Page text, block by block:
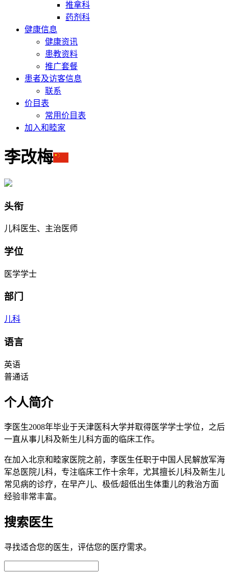
推拿科
药剂科
健康信息
健康资讯
患教资料
推广套餐
患者及访客信息
联系
价目表
常用价目表
加入和睦家
李改梅
头衔
儿科医生、主治医师
学位
医学学士
部门
儿科
语言
英语
普通话
个人简介
李医生2008年毕业于天津医科大学并取得医学学士学位，之后
一直从事儿科及新生儿科方面的临床工作。
在加入北京和睦家医院之前，李医生任职于中国人民解放军海
军总医院儿科，专注临床工作十余年，尤其擅长儿科及新生儿
常见病的诊疗，在早产儿、极低/超低出生体重儿的救治方面
经验非常丰富。
搜索医生
寻找适合您的医生，评估您的医疗需求。